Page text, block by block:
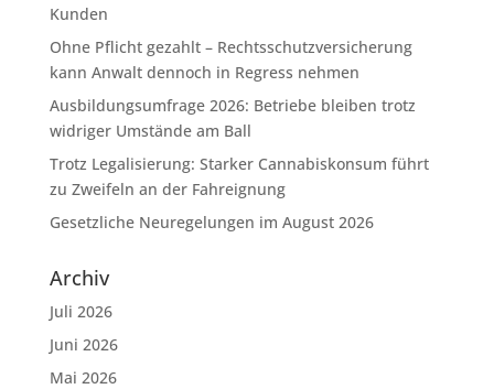
Kunden
Ohne Pflicht gezahlt – Rechtsschutzversicherung
kann Anwalt dennoch in Regress nehmen
Ausbildungsumfrage 2026: Betriebe bleiben trotz
widriger Umstände am Ball
Trotz Legalisierung: Starker Cannabiskonsum führt
zu Zweifeln an der Fahreignung
Gesetzliche Neuregelungen im August 2026
Archiv
Juli 2026
Juni 2026
Mai 2026